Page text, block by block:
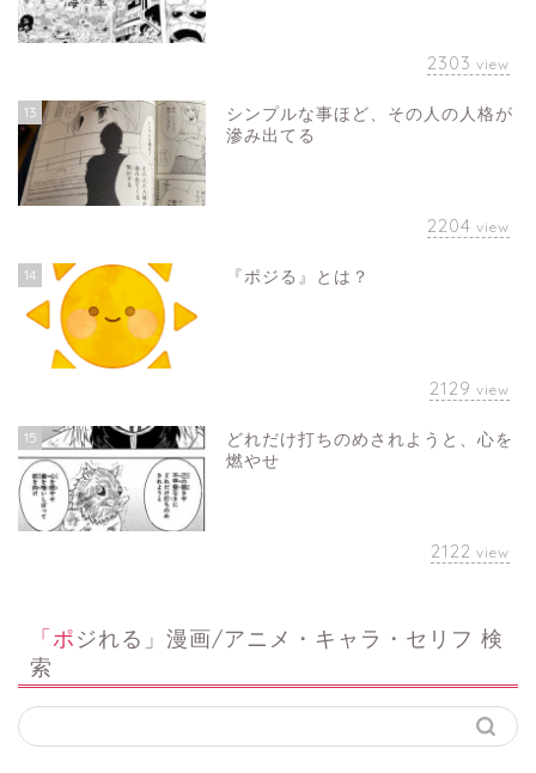
2303 view
13
シンプルな事ほど、その人の人格が
滲み出てる
2204 view
14 『ポジる』とは？
2129 view
15
どれだけ打ちのめされようと、心を
燃やせ
2122 view
「ポジれる」漫画/アニメ・キャラ・セリフ 検
索